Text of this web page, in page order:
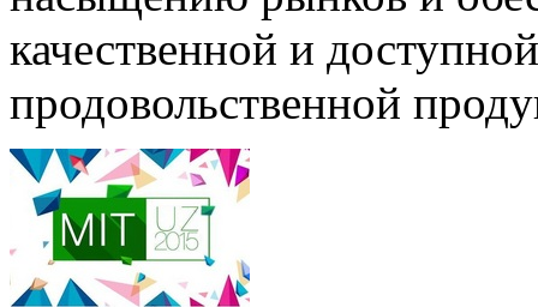
качественной и
продовольственной